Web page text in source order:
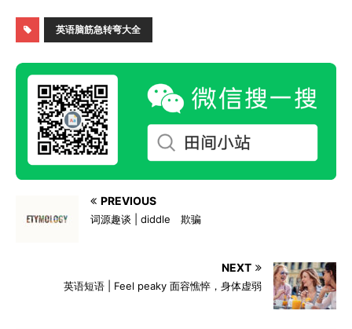
英语脑筋急转弯大全
PREVIOUS
词源趣谈 | diddle 欺骗
NEXT
英语短语 | Feel peaky 面容憔悴，身体虚弱